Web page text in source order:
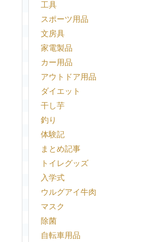
工具
スポーツ用品
文房具
家電製品
カー用品
アウトドア用品
ダイエット
干し芋
釣り
体験記
まとめ記事
トイレグッズ
入学式
ウルグアイ牛肉
マスク
除菌
自転車用品